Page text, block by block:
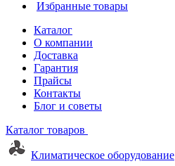
Избранные товары
Каталог
О компании
Доставка
Гарантия
Прайсы
Контакты
Блог и советы
Каталог товаров
Климатическое оборудование